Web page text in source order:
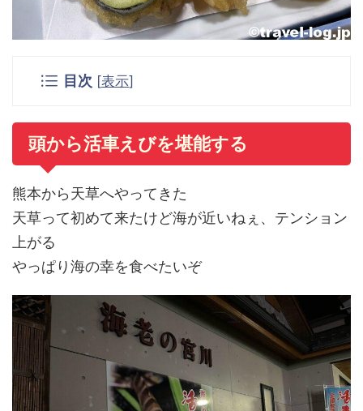
目次 [表示]
頭から活車えびを堪能する
熊本から天草へやってきた
天草って初めて来たけど海が近いねぇ、テンション
上がる
やっぱり海の幸を食べたいぞ